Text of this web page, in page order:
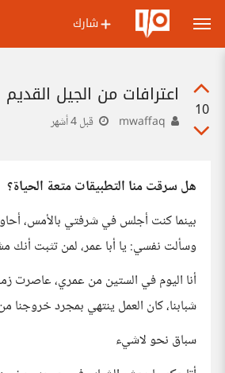
شارك
10
اعترافات من الجيل القديم
قبل 4 أشهر
هل سرقت منا التطبيقات متعة الحياة؟
بينما كنت أجلس في شرفتي بالأمس،
وسألت نفسي: يا أبا عمر، لمن تثبت أنك
أنا اليوم في الستين من عمري، عاصرت
شبابنا، كان العمل ينتهي بمجرد
سباق نحو لاشيء